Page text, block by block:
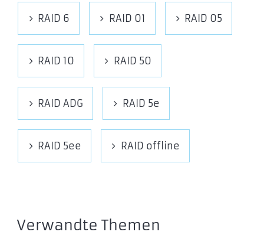
RAID 6 RAID 01 RAID 05
RAID 10 RAID 50
RAID ADG RAID 5e
RAID 5ee RAID offline
Verwandte Themen